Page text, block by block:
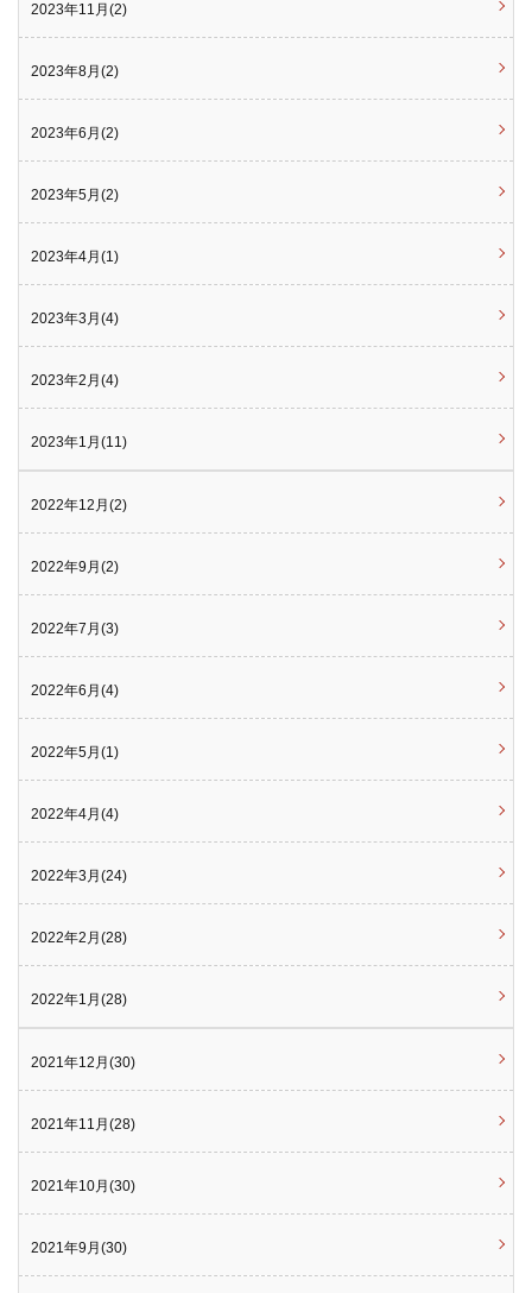
2023年11月(2)
2023年8月(2)
2023年6月(2)
2023年5月(2)
2023年4月(1)
2023年3月(4)
2023年2月(4)
2023年1月(11)
2022年12月(2)
2022年9月(2)
2022年7月(3)
2022年6月(4)
2022年5月(1)
2022年4月(4)
2022年3月(24)
2022年2月(28)
2022年1月(28)
2021年12月(30)
2021年11月(28)
2021年10月(30)
2021年9月(30)